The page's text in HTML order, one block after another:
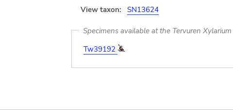
View taxon:
SN13624
Specimens available at the Tervuren Xylarium
Tw39192